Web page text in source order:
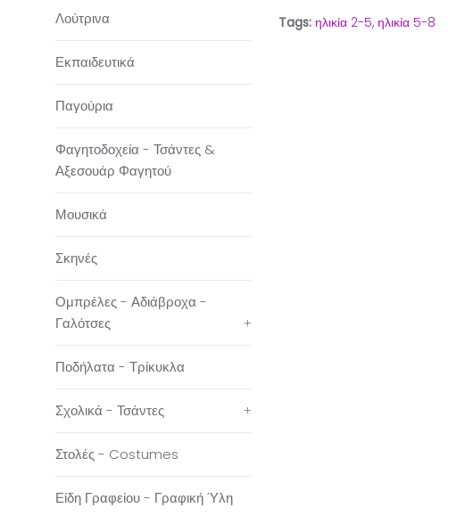
Λούτρινα
Εκπαιδευτικά
Παγούρια
Φαγητοδοχεία - Τσάντες &
Αξεσουάρ Φαγητού
Μουσικά
Σκηνές
Ομπρέλες - Αδιάβροχα -
Γαλότσες
+
Ποδήλατα - Τρίκυκλα
Σχολικά - Τσάντες +
Στολές - Costumes
Είδη Γραφείου - Γραφική Ύλη
Tags: ηλικία 2-5, ηλικία 5-8